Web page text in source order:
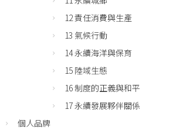
12 責任消費與生產
13 氣候行動
14 永續海洋與保育
15 陸域生態
16 制度的正義與和平
17 永續發展夥伴關係
個人品牌